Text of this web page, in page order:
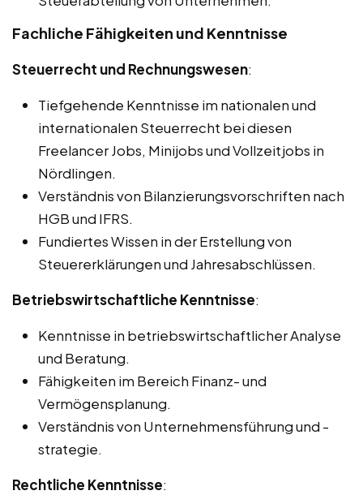
Fachliche Fähigkeiten und Kenntnisse
Steuerrecht und Rechnungswesen:
Tiefgehende Kenntnisse im nationalen und
internationalen Steuerrecht bei diesen
Freelancer Jobs, Minijobs und Vollzeitjobs in
Nördlingen.
Verständnis von Bilanzierungsvorschriften nach
HGB und IFRS.
Fundiertes Wissen in der Erstellung von
Steuererklärungen und Jahresabschlüssen.
Betriebswirtschaftliche Kenntnisse:
Kenntnisse in betriebswirtschaftlicher Analyse
und Beratung.
Fähigkeiten im Bereich Finanz- und
Vermögensplanung.
Verständnis von Unternehmensführung und -
strategie.
Rechtliche Kenntnisse: